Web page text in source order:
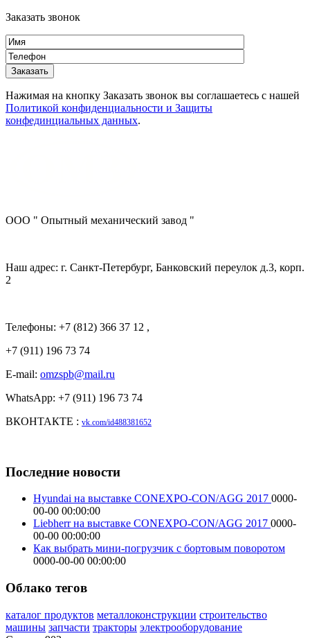
Заказать звонок
Нажимая на кнопку Заказать звонок вы соглашаетесь с нашей
Политикой конфиденциальности и Защиты
конфединциальных данных.
ООО " Опытный механический завод "
Наш адрес: г. Санкт-Петербург, Банковский переулок д.3, корп.
2
Телефоны: +7 (812) 366 37 12 ,
+7 (911) 196 73 74
E-mail: omzspb@mail.ru
WhatsApp: +7 (911) 196 73 74
ВКОНТАКТЕ : vk.com/id488381652
Последние новости
Hyundai на выставке CONEXPO-CON/AGG 2017 0000-
00-00 00:00:00
Liebherr на выставке CONEXPO-CON/AGG 2017 0000-
00-00 00:00:00
Как выбрать мини-погрузчик с бортовым поворотом
0000-00-00 00:00:00
Облако тегов
каталог продуктов металлоконструкции строительство
машины запчасти тракторы электрооборудование